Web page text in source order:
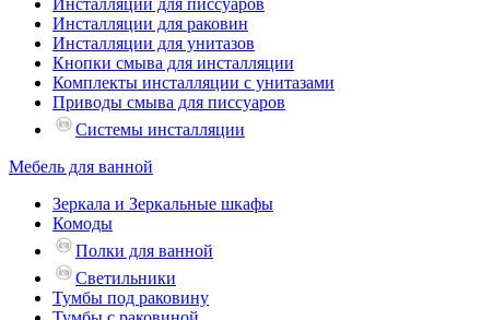
Инсталляции для писсуаров
Инсталляции для раковин
Инсталляции для унитазов
Кнопки смыва для инсталляции
Комплекты инсталляции с унитазами
Приводы смыва для писсуаров
Системы инсталляции
Мебель для ванной
Зеркала и Зеркальные шкафы
Комоды
Полки для ванной
Светильники
Тумбы под раковину